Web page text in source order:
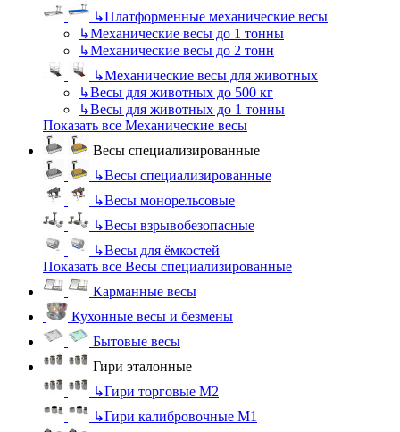
↳Платформенные механические весы
↳Механические весы до 1 тонны
↳Механические весы до 2 тонн
↳Механические весы для животных
↳Весы для животных до 500 кг
↳Весы для животных до 1 тонны
Показать все Механические весы
Весы специализированные
↳Весы специализированные
↳Весы монорельсовые
↳Весы взрывобезопасные
↳Весы для ёмкостей
Показать все Весы специализированные
Карманные весы
Кухонные весы и безмены
Бытовые весы
Гири эталонные
↳Гири торговые М2
↳Гири калибровочные М1